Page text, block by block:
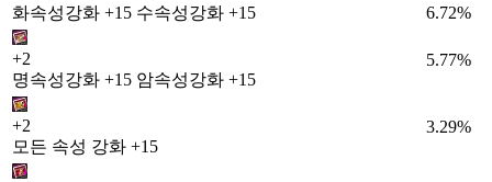
화속성강화 +15 수속성강화 +15 6.72%
+2
명속성강화 +15 암속성강화 +15
5.77%
+2
모든 속성 강화 +15
3.29%